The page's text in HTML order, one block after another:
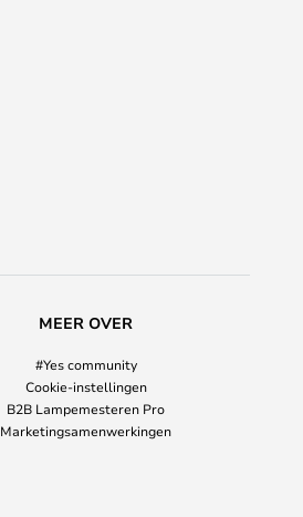
MEER OVER
#Yes community
Cookie-instellingen
B2B Lampemesteren Pro
Marketingsamenwerkingen